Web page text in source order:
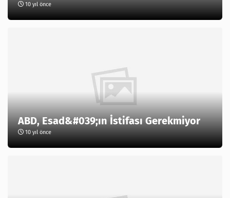
10 yıl önce
ABD, Esad&#039;ın İstifası Gerekmiyor
10 yıl önce